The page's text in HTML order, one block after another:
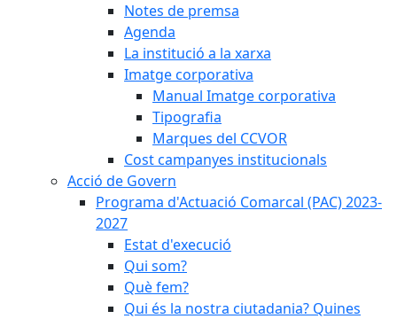
Notes de premsa
Agenda
La institució a la xarxa
Imatge corporativa
Manual Imatge corporativa
Tipografia
Marques del CCVOR
Cost campanyes institucionals
Acció de Govern
Programa d'Actuació Comarcal (PAC) 2023-
2027
Estat d'execució
Qui som?
Què fem?
Qui és la nostra ciutadania? Quines